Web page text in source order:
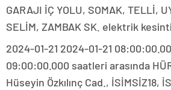
GARAJI İÇ YOLU, SOMAK, TELLİ,
SELİM, ZAMBAK SK. elektrik
2024-01-21 2024-01-21
09:00:00.000 saatleri arasında
Hüseyin Özkılınç Cad., İSİMSİZ18,